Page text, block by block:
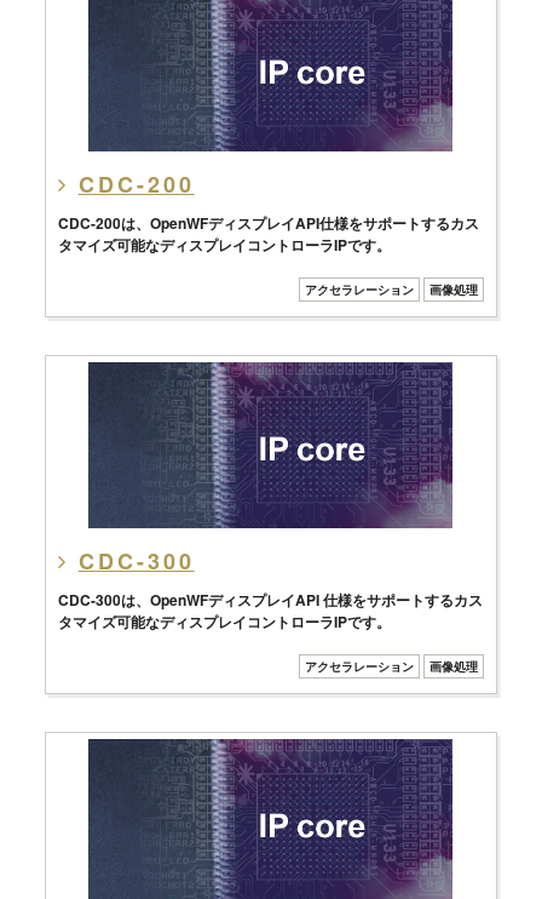
CDC-200
CDC-200は、OpenWFディスプレイAPI仕様をサポートするカス
タマイズ可能なディスプレイコントローラIPです。
アクセラレーション 画像処理
CDC-300
CDC-300は、OpenWFディスプレイAPI 仕様をサポートするカス
タマイズ可能なディスプレイコントローラIPです。
アクセラレーション 画像処理